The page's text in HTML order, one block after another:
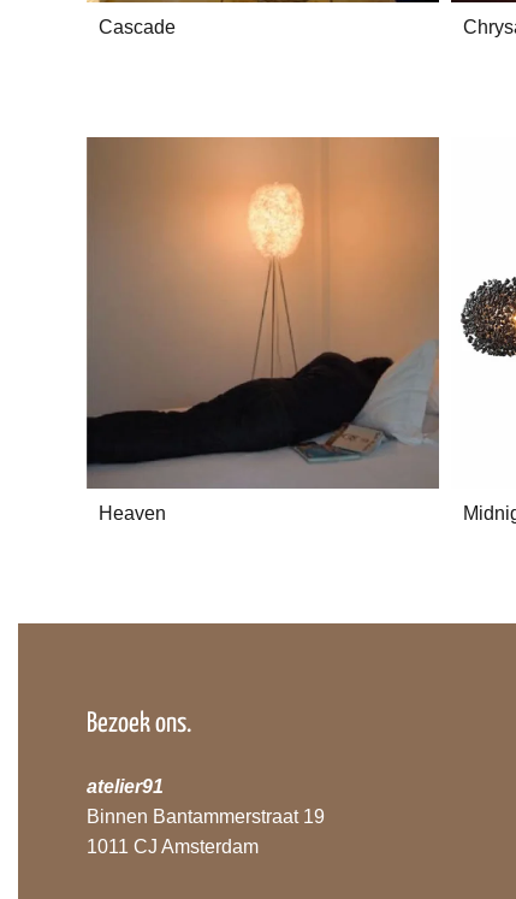
Cascade
Heaven
Bezoek ons.
atelier91
Binnen Bantammerstraat 19
1011 CJ Amsterdam